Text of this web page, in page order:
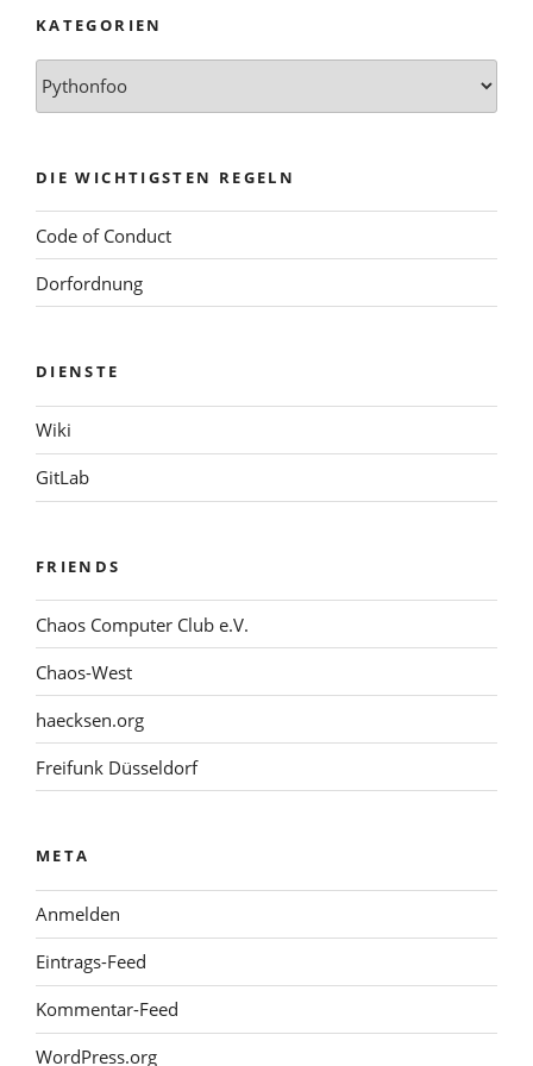
KATEGORIEN
DIE WICHTIGSTEN REGELN
Code of Conduct
Dorfordnung
DIENSTE
Wiki
GitLab
FRIENDS
Chaos Computer Club e.V.
Chaos-West
haecksen.org
Freifunk Düsseldorf
META
Anmelden
Eintrags-Feed
Kommentar-Feed
WordPress.org